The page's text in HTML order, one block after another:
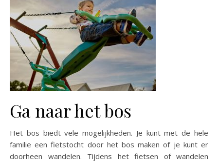
Ga naar het bos
Het bos biedt vele mogelijkheden. Je kunt met de hele
familie een fietstocht door het bos maken of je kunt er
doorheen wandelen. Tijdens het fietsen of wandelen